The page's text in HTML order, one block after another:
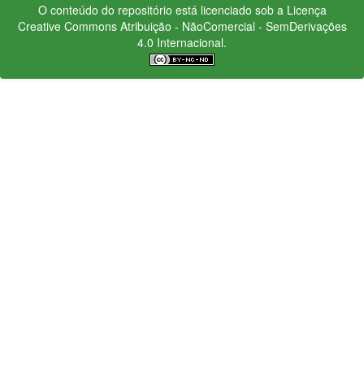
O conteúdo do repositório está licenciado sob a Licença
Creative CommonsAtribuição - NãoComercial - SemDerivações
4.0 Internacional.